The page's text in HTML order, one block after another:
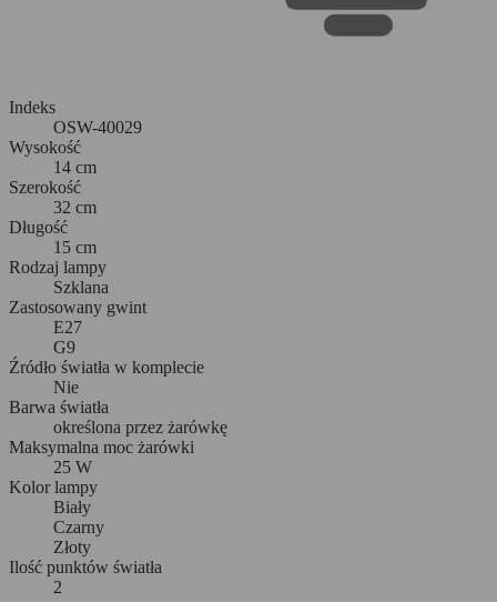
Indeks
OSW-40029
Wysokość
14 cm
Szerokość
32 cm
Długość
15 cm
Rodzaj lampy
Szklana
Zastosowany gwint
E27
G9
Źródło światła w komplecie
Nie
Barwa światła
określona przez żarówkę
Maksymalna moc żarówki
25 W
Kolor lampy
Biały
Czarny
Złoty
Ilość punktów światła
2